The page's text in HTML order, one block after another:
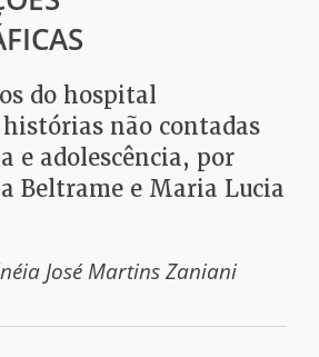
do hospital
não contadas
e adolescência, por
Beltrame e Maria Lucia
José Martins Zaniani